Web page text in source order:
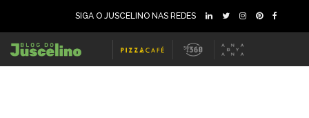
SIGA O JUSCELINO NAS REDES